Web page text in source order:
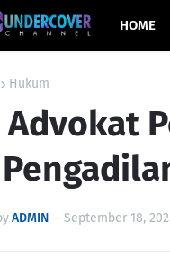
HOME
Hukum
Advokat
ADMIN—September 18,